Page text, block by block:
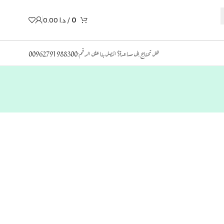
0
/ د.ا
هل تحتاج إلى مساعدة؟ اتصل بنا على الرقم:00962791988300